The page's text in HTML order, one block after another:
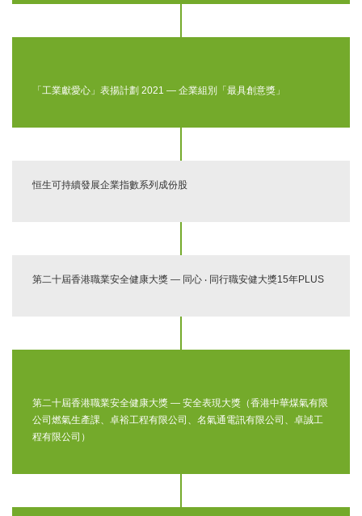
「工業獻愛心」表揚計劃 2021 — 企業組別「最具創意獎」
恒生可持續發展企業指數系列成份股
第二十屆香港職業安全健康大獎 — 同心 ‧ 同行職安健大獎15年PLUS
第二十屆香港職業安全健康大獎 — 安全表現大獎（香港中華煤氣有限
公司燃氣生產課、卓裕工程有限公司、名氣通電訊有限公司、卓誠工
程有限公司）